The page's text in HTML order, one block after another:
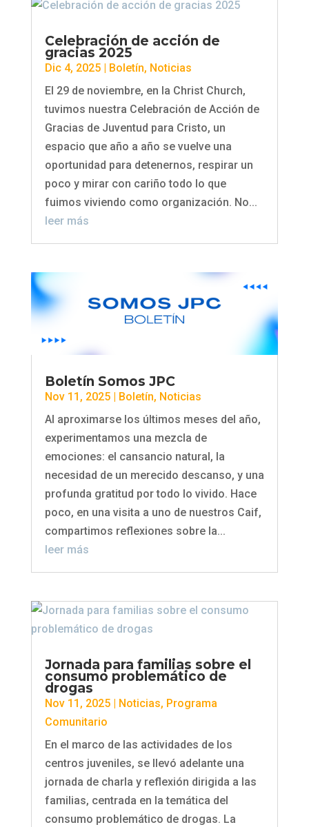
Celebración de acción de
gracias 2025
Dic 4, 2025| Boletín, Noticias
El 29 de noviembre, en la Christ Church,
tuvimos nuestra Celebración de Acción de
Gracias de Juventud para Cristo, un
espacio que año a año se vuelve una
oportunidad para detenernos, respirar un
poco y mirar con cariño todo lo que
fuimos viviendo como organización. No...
leer más
Boletín Somos JPC
Nov 11, 2025| Boletín, Noticias
Al aproximarse los últimos meses del año,
experimentamos una mezcla de
emociones: el cansancio natural, la
necesidad de un merecido descanso, y una
profunda gratitud por todo lo vivido. Hace
poco, en una visita a uno de nuestros Caif,
compartimos reflexiones sobre la...
leer más
Jornada para familias sobre el
consumo problemático de
drogas
Nov 11, 2025| Noticias, Programa
Comunitario
En el marco de las actividades de los
centros juveniles, se llevó adelante una
jornada de charla y reflexión dirigida a las
familias, centrada en la temática del
consumo problemático de drogas. La